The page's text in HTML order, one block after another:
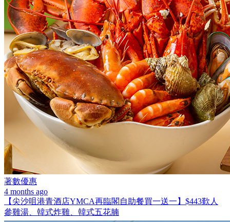
著數優惠
4 months ago
【尖沙咀港青酒店YMCA再臨閣自助餐買一送一】$443歎人
參雞湯、韓式炸雞、韓式五花腩